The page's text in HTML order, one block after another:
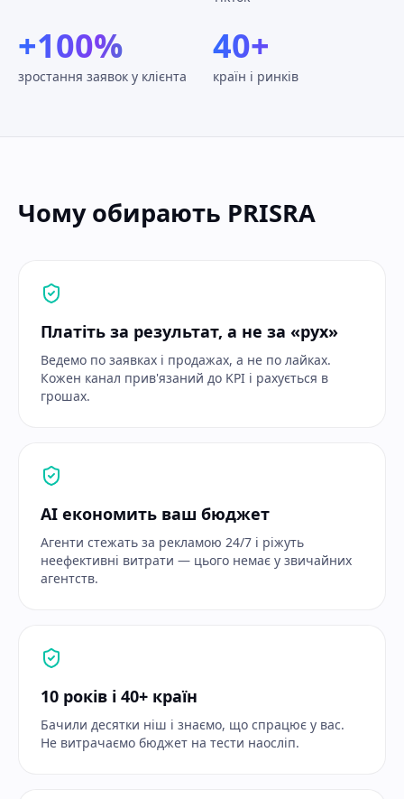
+100%
зростання заявок у клієнта
40+
країн і ринків
Чому обирають PRISRA
Платіть за результат, а не за «рух»
Ведемо по заявках і продажах, а не по лайках.
Кожен канал прив'язаний до KPI і рахується в
грошах.
AI економить ваш бюджет
Агенти стежать за рекламою 24/7 і ріжуть
неефективні витрати — цього немає у звичайних
агентств.
10 років і 40+ країн
Бачили десятки ніш і знаємо, що спрацює у вас.
Не витрачаємо бюджет на тести наосліп.